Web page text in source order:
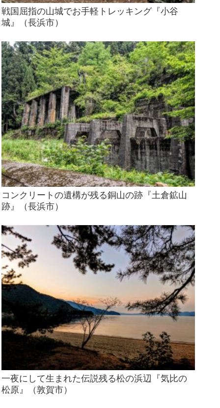
戦国屈指の山城でお手軽トレッキング『小谷
城』（長浜市）
コンクリートの遺構が残る銅山の跡『土倉鉱山
跡』（長浜市）
一夜にして生まれた伝説残る松の浜辺『気比の
松原』（敦賀市）